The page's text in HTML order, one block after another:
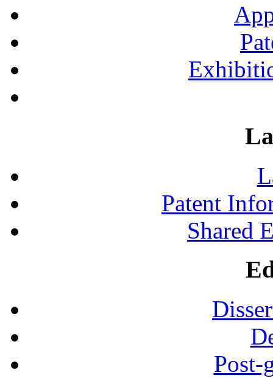
Patent
Shared
Post-